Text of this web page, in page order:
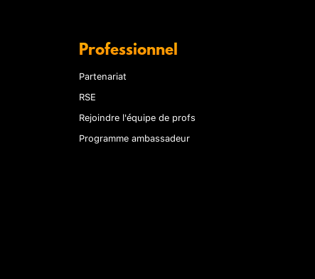
Professionnel
Partenariat
RSE
Rejoindre l'équipe de profs
Programme ambassadeur